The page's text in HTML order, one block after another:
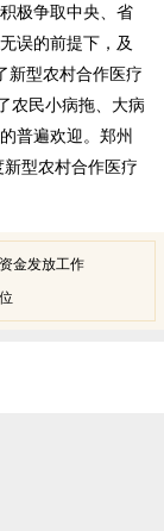
极争取中央、省
误的前提下，及
新型农村合作医疗
农民小病拖、大病
普遍欢迎。郑州
型农村合作医疗
金发放工作